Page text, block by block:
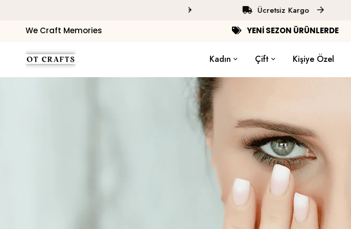
Ücretsiz Kargo
We Craft Memories YENİ SEZON ÜRÜNLERDE
Kadın Çift Kişiye Özel